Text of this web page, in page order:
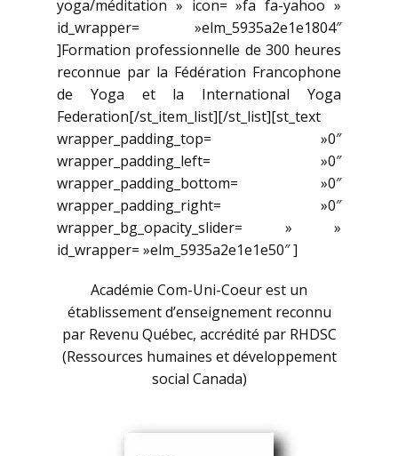
yoga/méditation » icon= »fa fa-yahoo »
id_wrapper= »elm_5935a2e1e1804″
]Formation professionnelle de 300 heures
reconnue par la Fédération Francophone
de Yoga et la International Yoga
Federation[/st_item_list][/st_list][st_text
wrapper_padding_top= »0″
wrapper_padding_left= »0″
wrapper_padding_bottom= »0″
wrapper_padding_right= »0″
wrapper_bg_opacity_slider= » »
id_wrapper= »elm_5935a2e1e1e50″ ]
Académie Com-Uni-Coeur est un
établissement d’enseignement reconnu
par Revenu Québec, accrédité par RHDSC
(Ressources humaines et développement
social Canada)